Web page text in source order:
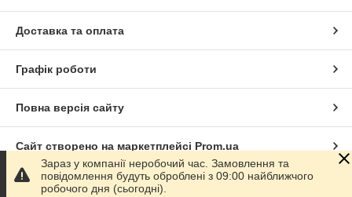
Доставка та оплата
Графік роботи
Повна версія сайту
Сайт створено на маркетплейсі Prom.ua
Політика конфіденційності
Зараз у компанії неробочий час. Замовлення та
повідомлення будуть оброблені з 09:00 найближчого
робочого дня (сьогодні).